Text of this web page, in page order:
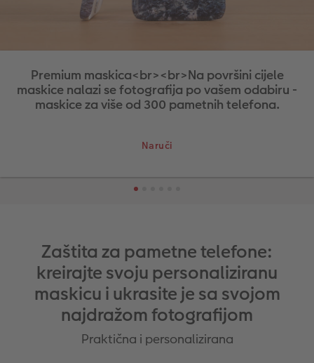
Premium maskica<br><br>Na površini cijele
maskice nalazi se fotografija po vašem odabiru -
maskice za više od 300 pametnih telefona.
Naruči
Zaštita za pametne telefone:
kreirajte svoju personaliziranu
maskicu i ukrasite je sa svojom
najdražom fotografijom
Praktična i personalizirana